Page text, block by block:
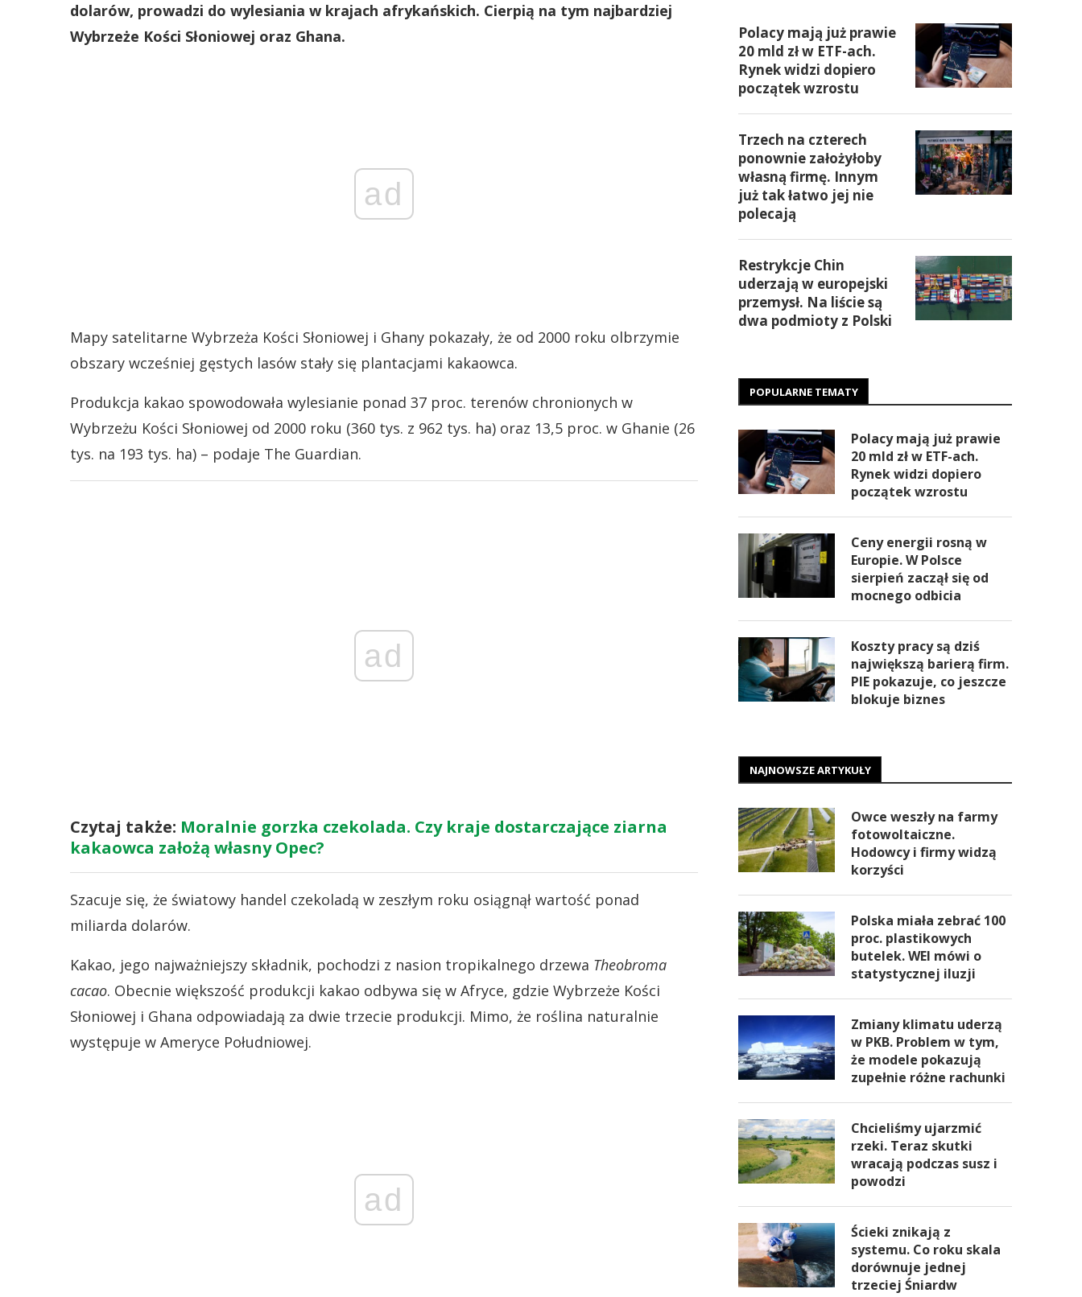
dolarów, prowadzi do wylesiania w krajach afrykańskich. Cierpią na tym najbardziej
Wybrzeże Kości Słoniowej oraz Ghana.
ad
Mapy satelitarne Wybrzeża Kości Słoniowej i Ghany pokazały, że od 2000 roku olbrzymie
obszary wcześniej gęstych lasów stały się plantacjami kakaowca.
Produkcja kakao spowodowała wylesianie ponad 37 proc. terenów chronionych w
Wybrzeżu Kości Słoniowej od 2000 roku (360 tys. z 962 tys. ha) oraz 13,5 proc. w Ghanie (26
tys. na 193 tys. ha) – podaje The Guardian.
ad
Czytaj także: Moralnie gorzka czekolada. Czy kraje dostarczające ziarna
kakaowca założą własny Opec?
Szacuje się, że światowy handel czekoladą w zeszłym roku osiągnął wartość ponad
miliarda dolarów.
Kakao, jego najważniejszy składnik, pochodzi z nasion tropikalnego drzewa Theobroma
cacao. Obecnie większość produkcji kakao odbywa się w Afryce, gdzie Wybrzeże Kości
Słoniowej i Ghana odpowiadają za dwie trzecie produkcji. Mimo, że roślina naturalnie
występuje w Ameryce Południowej.
ad
Polacy mają już prawie
20 mld zł w ETF-ach.
Rynek widzi dopiero
początek wzrostu
Trzech na czterech
ponownie założyłoby
własną firmę. Innym
już tak łatwo jej nie
polecają
Restrykcje Chin
uderzają w europejski
przemysł. Na liście są
dwa podmioty z Polski
POPULARNE TEMATY
Polacy mają już prawie
20 mld zł w ETF-ach.
Rynek widzi dopiero
początek wzrostu
Ceny energii rosną w
Europie. W Polsce
sierpień zaczął się od
mocnego odbicia
Koszty pracy są dziś
największą barierą firm.
PIE pokazuje, co jeszcze
blokuje biznes
NAJNOWSZE ARTYKUŁY
Owce weszły na farmy
fotowoltaiczne.
Hodowcy i firmy widzą
korzyści
Polska miała zebrać 100
proc. plastikowych
butelek. WEI mówi o
statystycznej iluzji
Zmiany klimatu uderzą
w PKB. Problem w tym,
że modele pokazują
zupełnie różne rachunki
Chcieliśmy ujarzmić
rzeki. Teraz skutki
wracają podczas susz i
powodzi
Ścieki znikają z
systemu. Co roku skala
dorównuje jednej
trzeciej Śniardw